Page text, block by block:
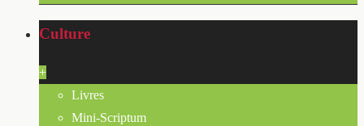
Culture
+
Livres
Mini-Scriptum